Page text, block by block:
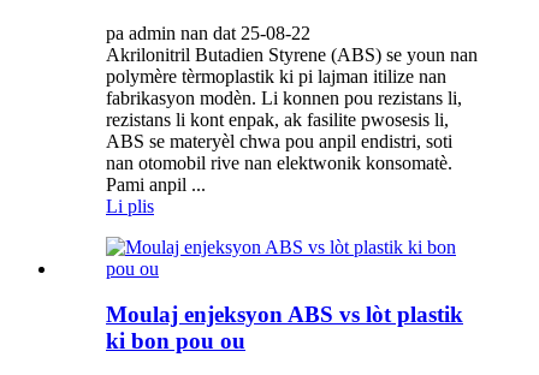
pa admin nan dat 25-08-22
Akrilonitril Butadien Styrene (ABS) se youn nan
polymère tèrmoplastik ki pi lajman itilize nan
fabrikasyon modèn. Li konnen pou rezistans li,
rezistans li kont enpak, ak fasilite pwosesis li,
ABS se materyèl chwa pou anpil endistri, soti
nan otomobil rive nan elektwonik konsomatè.
Pami anpil ...
Li plis
Moulaj enjeksyon ABS vs lòt plastik
ki bon pou ou